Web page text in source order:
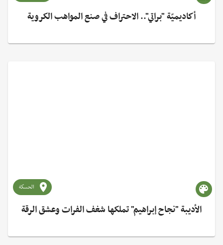
أكاديميّة "براتي".. الاحتراف في صنع المواهب الكروية
الحسكة
الأديبة "نجاح إبراهيم" تملكها شغف الفرات وعشق الرقة